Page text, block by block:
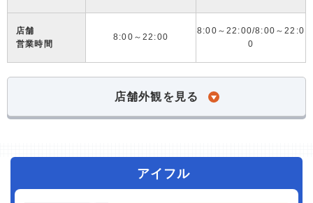
店舗
営業時間
8:00～22:00
8:00～22:00/8:00～22:0
0
店舗外観を見る
アイフル